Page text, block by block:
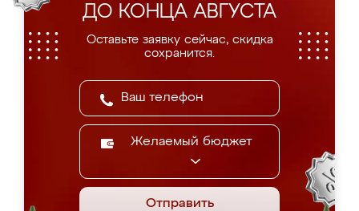
ДО КОНЦА АВГУСТА
Оставьте заявку сейчас, скидка
сохранится.
Желаемый бюджет
Отправить